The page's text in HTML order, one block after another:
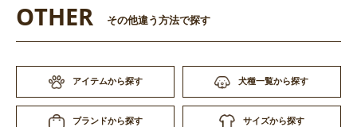
OTHER その他違う方法で探す
アイテムから探す 犬種一覧から探す
ブランドから探す サイズから探す